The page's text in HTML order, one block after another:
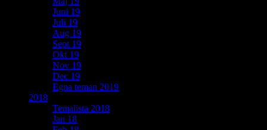
Juni 19
Juli 19
Aug 19
Sept 19
Okt 19
Nov 19
Dec 19
Egna teman 2019
2018
Temalista 2018
Jan 18